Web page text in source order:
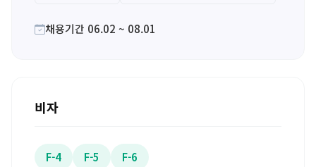
채용기간 06.02 ~ 08.01
비자
F-4 F-5 F-6